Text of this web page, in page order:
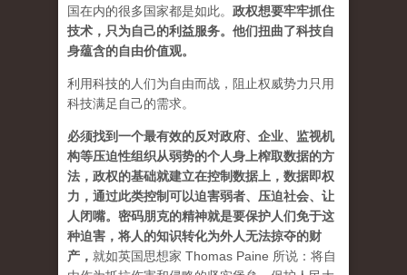
国在内的很多国家都是如此。 政权想要牢牢抓住
技术，只为自己的利益服务。他们扭曲了科技自
身蕴含的自由价值观。
利用科技的人们为自由而战，阻止权威势力只用
科技满足自己的需求。
必须找到一个最有效的反对政府、企业、监视机
构等压迫性组织从弱势的个人身上榨取数据的方
法，政权的基础就建立在控制数据上，数据即权
力，通过此类控制可以迫害弱者、压迫社会、让
人闭嘴。密码朋克的精神就是要保护人们免于这
种迫害，将人的知识转化为外人无法掠夺的财
产 ， 就如英国思想家 Thomas Paine 所说：将自